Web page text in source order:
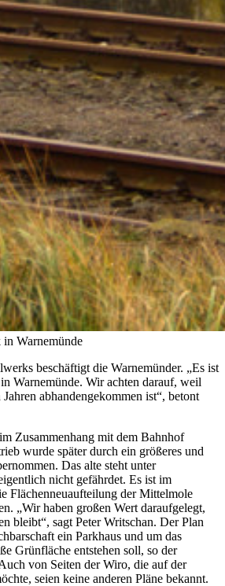
Warnemünde
beschäftigt die Warnemünder. „Es ist
Warnemünde. Wir achten darauf, weil
abhandengekommen ist“, betont
Zusammenhang mit dem Bahnhof
wurde später durch ein größeres und
Das alte steht unter
nicht gefährdet. Es ist im
Flächenneuaufteilung der Mittelmole
„Wir haben großen Wert daraufgelegt,
bleibt“, sagt Peter Writschan. Der Plan
ein Parkhaus und um das
Grünfläche entstehen soll, so der
von Seiten der Wiro, die auf der
seien keine anderen Pläne bekannt.